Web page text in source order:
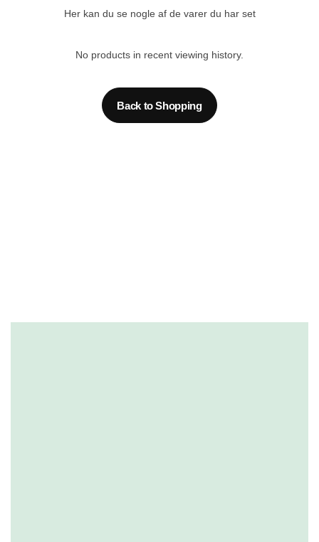
Her kan du se nogle af de varer du har set
No products in recent viewing history.
Back to Shopping